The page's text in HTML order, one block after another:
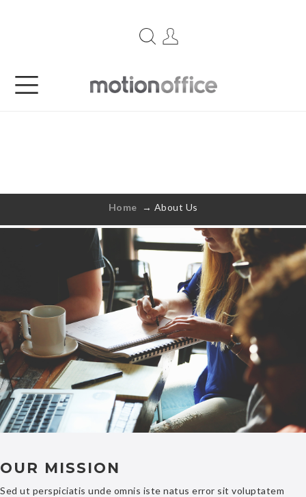
Home → About Us
OUR MISSION
Sed ut perspiciatis unde omnis iste natus error sit voluptatem